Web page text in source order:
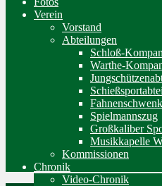
Verein
Vorstand
Abteilungen
Schloß-
Warthe-
Spielmannszug
Großkaliber
Musikkapelle
Kommissionen
Chronik
Video-Chronik